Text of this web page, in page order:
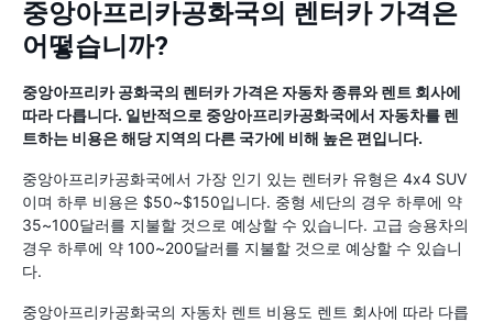
중앙아프리카공화국의 렌터카 가격은
어떻습니까?
중앙아프리카 공화국의 렌터카 가격은 자동차 종류와 렌트 회사에
따라 다릅니다. 일반적으로 중앙아프리카공화국에서 자동차를 렌
트하는 비용은 해당 지역의 다른 국가에 비해 높은 편입니다.
중앙아프리카공화국에서 가장 인기 있는 렌터카 유형은 4x4 SUV
이며 하루 비용은 $50~$150입니다. 중형 세단의 경우 하루에 약
35~100달러를 지불할 것으로 예상할 수 있습니다. 고급 승용차의
경우 하루에 약 100~200달러를 지불할 것으로 예상할 수 있습니
다.
중앙아프리카공화국의 자동차 렌트 비용도 렌트 회사에 따라 다릅